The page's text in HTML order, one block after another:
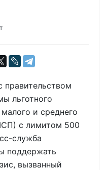
правительством
льготного
и среднего
с лимитом 500
служба
поддержать
вызванный